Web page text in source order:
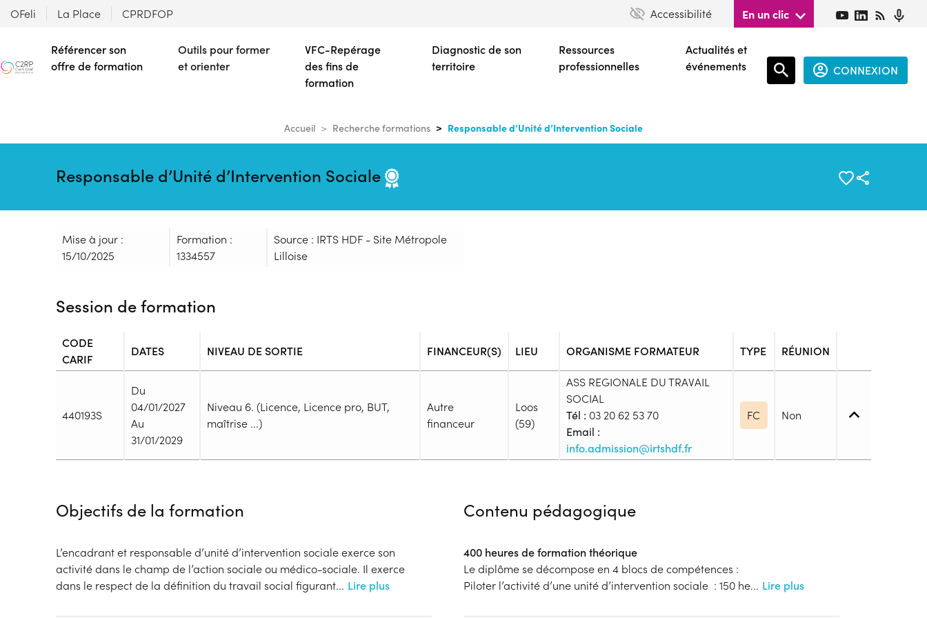
contenu
principal
OFeli La Place CPRDFOP Accessibilité En un clic
Référencer son
offre de formation
Outils pour former
et orienter
VFC-Repérage
des fins de
formation
Diagnostic de son
territoire
Ressources
professionnelles
Actualités et
événements
CONNEXION
Accueil Recherche formations Responsable d’Unité d’Intervention Sociale
Responsable d’Unité d’Intervention Sociale
Mise à jour :
15/10/2025
Formation :
1334557
Source : IRTS HDF - Site Métropole
Lilloise
Session de formation
CODE
CARIF
DATES NIVEAU DE SORTIE FINANCEUR(S) LIEU ORGANISME FORMATEUR TYPE RÉUNION
440193S
Du
04/01/2027
Au
31/01/2029
Niveau 6. (Licence, Licence pro, BUT,
maîtrise ...)
Autre
financeur
Loos
(59)
ASS REGIONALE DU TRAVAIL
SOCIAL
Tél : 03 20 62 53 70
Email :
info.admission@irtshdf.fr
FC Non
Durée en centre :400h
Rythme :
Cours de jour
Type de parcours : Parcours mixte
Prérequis :
Peuvent être admis en formation les candidats remplissant au moins l’une des
L. 451-1 du code de l’action sociale et des familles classé au moins au - niveau 5
du cadre national des certifications professionnelles ; - Être titulaire d’un
diplôme, certificat ou titre inscrit au répertoire national des certifications
Objectifs de la formation
L’encadrant et responsable d’unité d’intervention sociale exerce son
activité dans le champ de l’action sociale ou médico-sociale. Il exerce
dans le respect de la définition du travail social figurant... Lire plus
Contenu pédagogique
400 heures de formation théorique
Le diplôme se décompose en 4 blocs de compétences :
Piloter l’activité d’une unité d’intervention sociale : 150 he... Lire plus